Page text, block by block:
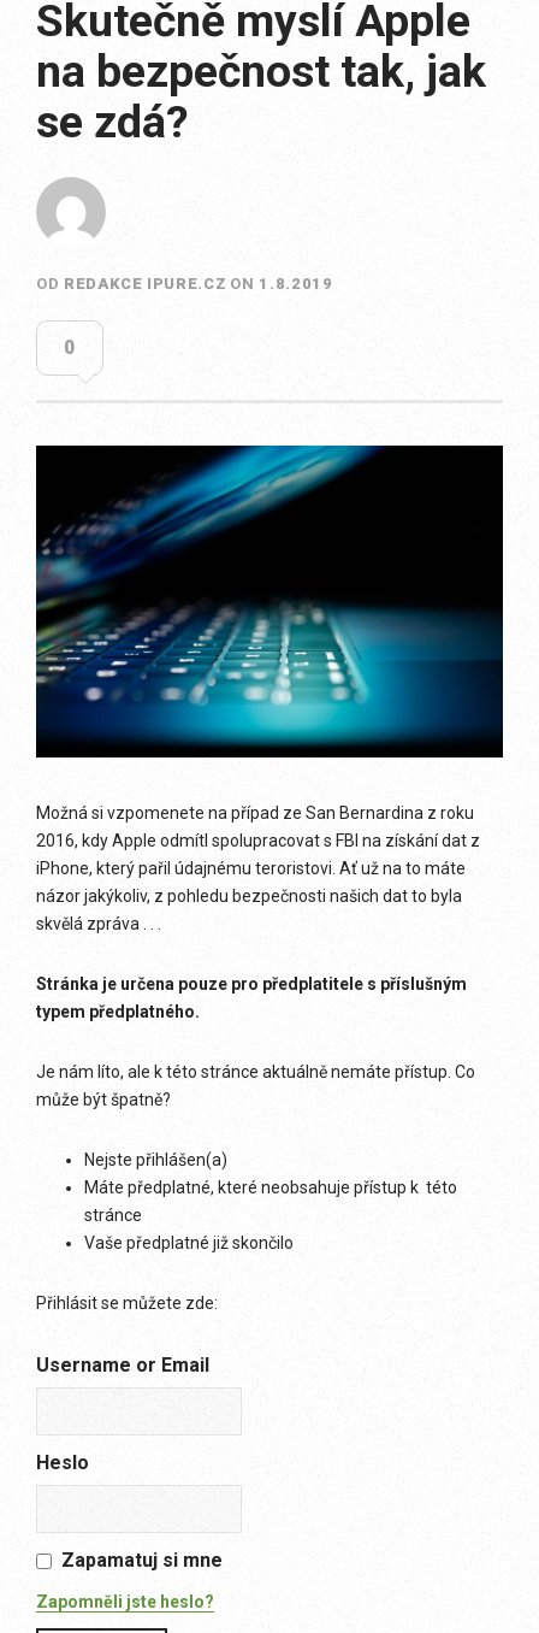
Skutečně myslí Apple
na bezpečnost tak, jak
se zdá?
OD REDAKCE IPURE.CZ ON 1.8.2019
0
Možná si vzpomenete na případ ze San Bernardina z roku
2016, kdy Apple odmítl spolupracovat s FBI na získání dat z
iPhone, který pařil údajnému teroristovi. Ať už na to máte
názor jakýkoliv, z pohledu bezpečnosti našich dat to byla
skvělá zpráva . . .
Stránka je určena pouze pro předplatitele s příslušným
typem předplatného.
Je nám líto, ale k této stránce aktuálně nemáte přístup. Co
může být špatně?
Nejste přihlášen(a)
Máte předplatné, které neobsahuje přístup k této
stránce
Vaše předplatné již skončilo
Přihlásit se můžete zde:
Username or Email
Heslo
Zapamatuj si mne
Zapomněli jste heslo?